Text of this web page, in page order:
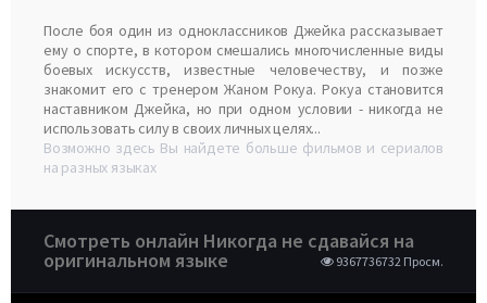
После боя один из одноклассников Джейка рассказывает
ему о спорте, в котором смешались многочисленные виды
боевых искусств, известные человечеству, и позже
знакомит его с тренером Жаном Рокуа. Рокуа становится
наставником Джейка, но при одном условии - никогда не
использовать силу в своих личных целях...
Возможно здесь Вы найдете больше фильмов и сериалов
на разных языках
Смотреть онлайн Никогда не сдавайся на
оригинальном языке 9367736732 Просм.